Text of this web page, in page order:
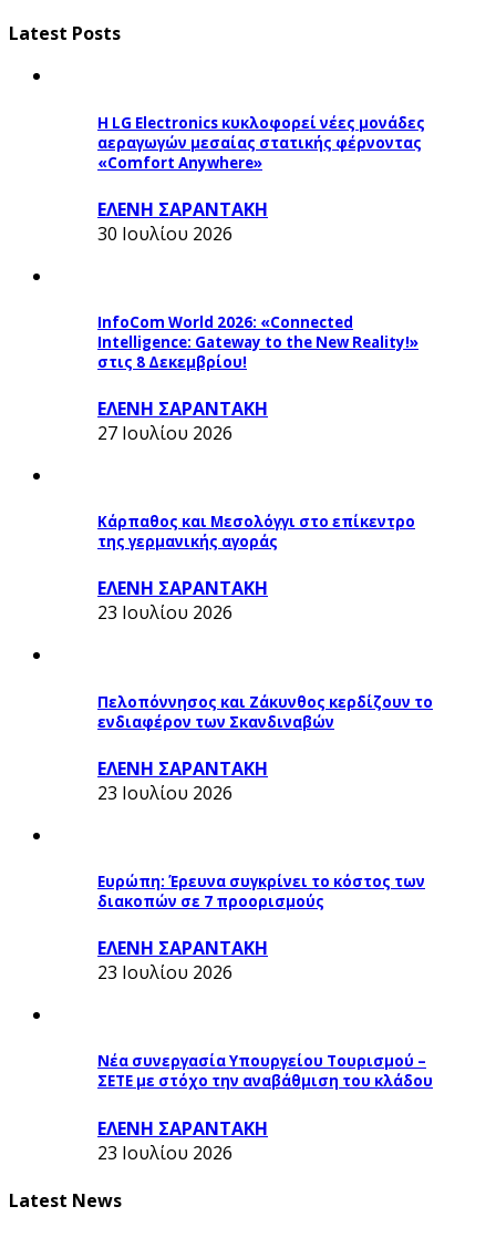
Latest Posts
Η LG Electronics κυκλοφορεί νέες μονάδες
αεραγωγών μεσαίας στατικής φέρνοντας
«Comfort Anywhere»
ΕΛΕΝΗ ΣΑΡΑΝΤΑΚΗ
30 Ιουλίου 2026
InfoCom World 2026: «Connected
Intelligence: Gateway to the New Reality!»
στις 8 Δεκεμβρίου!
ΕΛΕΝΗ ΣΑΡΑΝΤΑΚΗ
27 Ιουλίου 2026
Κάρπαθος και Μεσολόγγι στο επίκεντρο
της γερμανικής αγοράς
ΕΛΕΝΗ ΣΑΡΑΝΤΑΚΗ
23 Ιουλίου 2026
Πελοπόννησος και Ζάκυνθος κερδίζουν το
ενδιαφέρον των Σκανδιναβών
ΕΛΕΝΗ ΣΑΡΑΝΤΑΚΗ
23 Ιουλίου 2026
Ευρώπη: Έρευνα συγκρίνει το κόστος των
διακοπών σε 7 προορισμούς
ΕΛΕΝΗ ΣΑΡΑΝΤΑΚΗ
23 Ιουλίου 2026
Νέα συνεργασία Υπουργείου Τουρισμού –
ΣΕΤΕ με στόχο την αναβάθμιση του κλάδου
ΕΛΕΝΗ ΣΑΡΑΝΤΑΚΗ
23 Ιουλίου 2026
Latest News